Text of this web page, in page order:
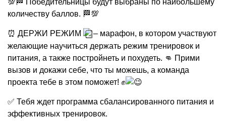
количеству баллов. 🏁💯
⏰ ДЕРЖИ РЕЖИМ
– марафон, в котором участвуют
желающие научиться держать режим тренировок и
питания, а также постройнеть и похудеть. 👊 Прими
вызов и докажи себе, что ты можешь, а команда
проекта тебе в этом поможет! ✊
✅ Тебя ждет программа сбалансированного питания и
эффективных тренировок.